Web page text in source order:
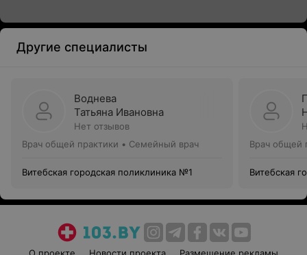
Другие специалисты
Воднева
Татьяна Ивановна
Нет отзывов
Врач общей практики • Семейный врач
Витебская городская поликлиника №1
Врач общей
Витебская